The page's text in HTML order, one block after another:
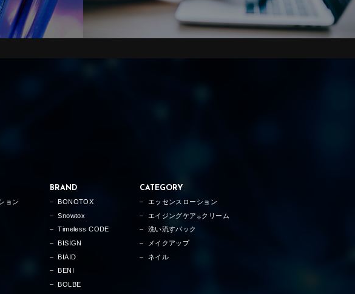
ョン
BRAND
BONOTOX
Snowtox
Timeless CODE
BISIGN
BIAID
BENI
BOLBE
CATEGORY
エッセンスローション
エイジングケア ※ クリーム
洗い流すパック
メイクアップ
ネイル